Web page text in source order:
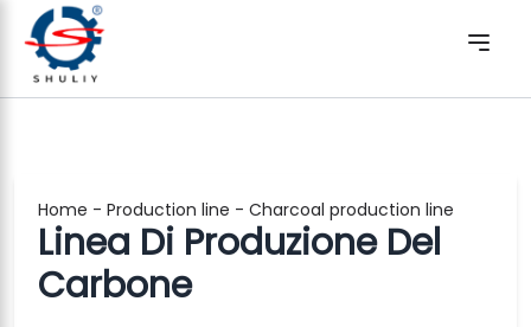
Home - Production line - Charcoal production line
Linea Di Produzione Del
Carbone